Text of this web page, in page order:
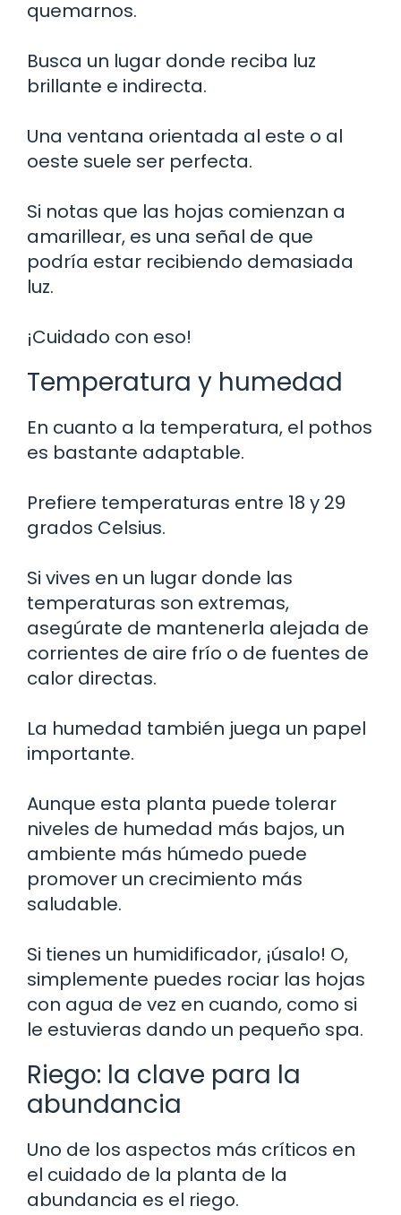
quemarnos.
Busca un lugar donde reciba luz
brillante e indirecta.
Una ventana orientada al este o al
oeste suele ser perfecta.
Si notas que las hojas comienzan a
amarillear, es una señal de que
podría estar recibiendo demasiada
luz.
¡Cuidado con eso!
Temperatura y humedad
En cuanto a la temperatura, el pothos
es bastante adaptable.
Prefiere temperaturas entre 18 y 29
grados Celsius.
Si vives en un lugar donde las
temperaturas son extremas,
asegúrate de mantenerla alejada de
corrientes de aire frío o de fuentes de
calor directas.
La humedad también juega un papel
importante.
Aunque esta planta puede tolerar
niveles de humedad más bajos, un
ambiente más húmedo puede
promover un crecimiento más
saludable.
Si tienes un humidificador, ¡úsalo! O,
simplemente puedes rociar las hojas
con agua de vez en cuando, como si
le estuvieras dando un pequeño spa.
Riego: la clave para la
abundancia
Uno de los aspectos más críticos en
el cuidado de la planta de la
abundancia es el riego.